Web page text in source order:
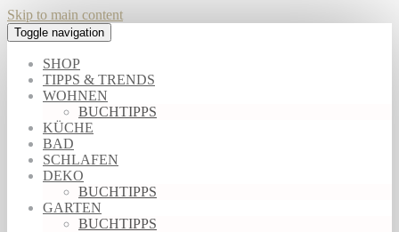
Skip to main content
Toggle navigation
SHOP
TIPPS & TRENDS
WOHNEN
BUCHTIPPS
KÜCHE
BAD
SCHLAFEN
DEKO
BUCHTIPPS
GARTEN
BUCHTIPPS